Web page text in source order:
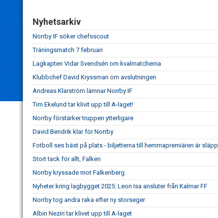
Nyhetsarkiv
Norrby IF söker chefsscout
Träningsmatch 7 februari
Lagkapten Vidar Svendsén om kvalmatcherna
Klubbchef David Kryssman om avslutningen
Andreas Klarström lämnar Norrby IF
Tim Ekelund tar klivit upp till A-laget!
Norrby förstärker truppen ytterligare
David Bendrik klar för Norrby
Fotboll ses bäst på plats - biljetterna till hemmapremiären är
Stort tack för allt, Falken
Norrby kryssade mot Falkenberg
Nyheter kring lagbygget 2025: Leon Isa ansluter från Kalmar FF
Norrby tog andra raka efter ny storseger
Albin Neziri tar klivet upp till A-laget